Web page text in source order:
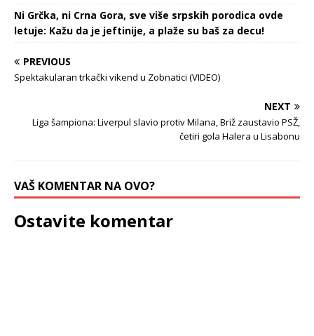
Ni Grčka, ni Crna Gora, sve više srpskih porodica ovde
letuje: Kažu da je jeftinije, a plaže su baš za decu!
PREVIOUS
Spektakularan trkački vikend u Zobnatici (VIDEO)
NEXT
Liga šampiona: Liverpul slavio protiv Milana, Briž zaustavio PSŽ,
četiri gola Halera u Lisabonu
VAŠ KOMENTAR NA OVO?
Ostavite komentar